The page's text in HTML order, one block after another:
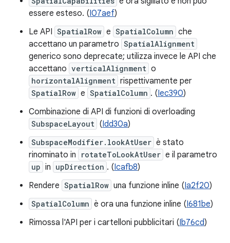
essere esteso. (I07aef)
Le API SpatialRow e SpatialColumn che
accettano un parametro SpatialAlignment
generico sono deprecate; utilizza invece le API che
accettano verticalAlignment o
horizontalAlignment rispettivamente per
SpatialRow e SpatialColumn . (Iec390)
Combinazione di API di funzioni di overloading
SubspaceLayout (Idd30a)
SubspaceModifier.lookAtUser è stato
rinominato in
rotateToLookAtUser e il parametro
up in upDirection . (Icafb8)
Rendere SpatialRow una funzione inline (Ia2f20)
SpatialColumn è ora una funzione inline (I681be)
Rimossa l'API per i cartelloni pubblicitari (Ib76cd)